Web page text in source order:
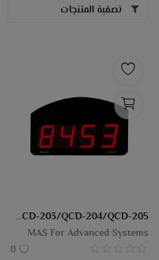
معدات بنكية
اجهزة حضور و انصراف
قائمة الرغبات
مدونة
تصفية المنتجات
QCD-203/QCD-204/QCD-205 وحده عرض
MAS For Advanced Systems
0